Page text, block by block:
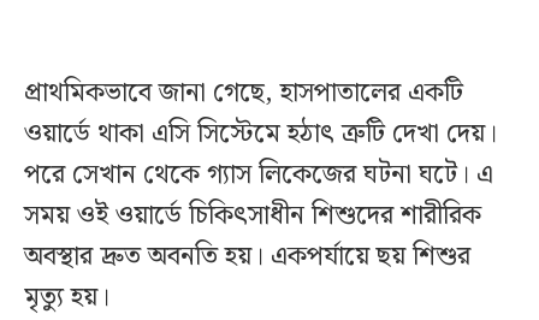
প্রাথমিকভাবে জানা গেছে, হাসপাতালের একটি
ওয়ার্ডে থাকা এসি সিস্টেমে হঠাৎ ত্রুটি দেখা দেয়।
পরে সেখান থেকে গ্যাস লিকেজের ঘটনা ঘটে। এ
সময় ওই ওয়ার্ডে চিকিৎসাধীন শিশুদের শারীরিক
অবস্থার দ্রুত অবনতি হয়। একপর্যায়ে ছয় শিশুর
মৃত্যু হয়।